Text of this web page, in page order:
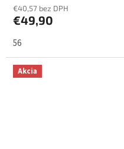
€40,57 bez DPH
€49,90
56
Akcia